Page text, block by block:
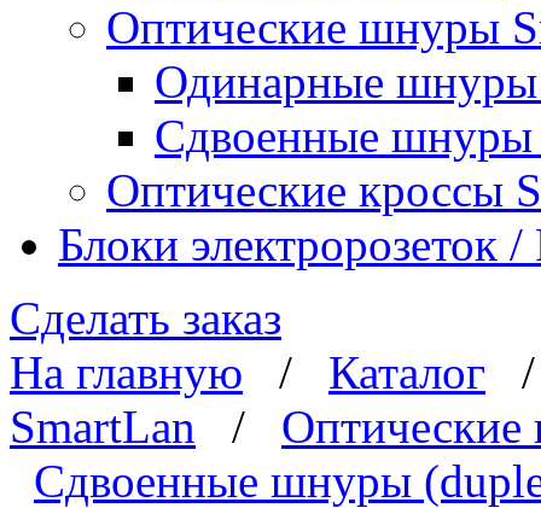
Оптические шнуры
Одинарные
Сдвоенные шнуры
Оптические кроссы
Блоки электророзеток
Сделать заказ
На главную / Каталог
SmartLan /
Сдвоенные шнуры